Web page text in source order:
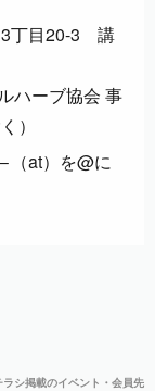
3丁目20-3 講
ハーブ協会 事
）
（at）を@に
シ掲載のイベント・会員先